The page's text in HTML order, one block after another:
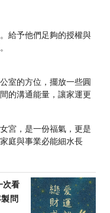
給予他們足夠的授權與
室的方位，擺放一些圓
的溝通能量，讓家運更
宮，是一份福氣，更是
庭與事業必能細水長
次看
問